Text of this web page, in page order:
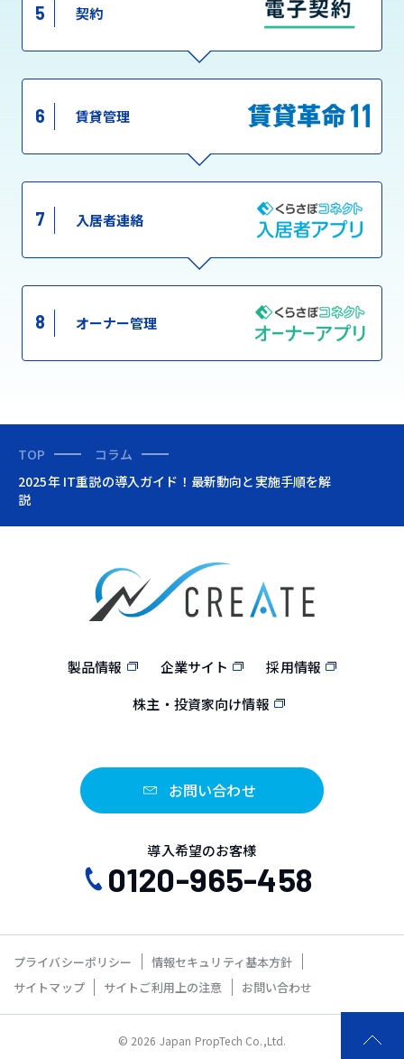
5 契約
6 賃貸管理
7 入居者連絡
8 オーナー管理
TOP
コラム
2025年 IT重説の導入ガイド！最新動向と実施手順を解
説
製品情報 企業サイト
採用情報
株主・投資家向け情報
お問い合わせ
導入希望のお客様
0120-965-458
プライバシーポリシー
情報セキュリティ基本方針
サイトマップ
サイトご利用上の注意 お問い合わせ
© 2026 Japan PropTech Co.,Ltd.